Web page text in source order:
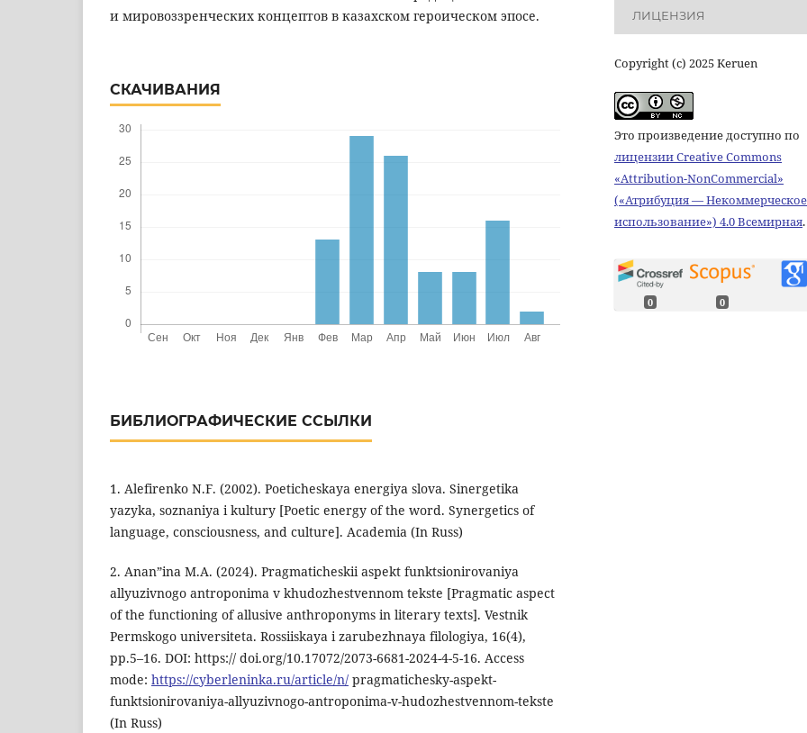
и мировоззренческих концептов в казахском героическом эпосе.
СКАЧИВАНИЯ
БИБЛИОГРАФИЧЕСКИЕ ССЫЛКИ
1. Alefirenko N.F. (2002). Poeticheskaya energiya slova. Sinergetika
yazyka, soznaniya i kultury [Poetic energy of the word. Synergetics of
language, consciousness, and culture]. Academia (In Russ)
2. Anan”ina M.A. (2024). Pragmaticheskii aspekt funktsionirovaniya
allyuzivnogo antroponima v khudozhestvennom tekste [Pragmatic aspect
of the functioning of allusive anthroponyms in literary texts]. Vestnik
Permskogo universiteta. Rossiiskaya i zarubezhnaya filologiya, 16(4),
pp.5–16. DOI: https:// doi.org/10.17072/2073-6681-2024-4-5-16. Access
mode: https://cyberleninka.ru/article/n/ pragmatichesky-aspekt-
funktsionirovaniya-allyuzivnogo-antroponima-v-hudozhestvennom-tekste
(In Russ)
ЛИЦЕНЗИЯ
Copyright (c) 2025 Keruen
Это произведение доступно по
лицензии Creative Commons
«Attribution-NonCommercial»
(«Атрибуция — Некоммерческое
использование») 4.0 Всемирная.
0 0